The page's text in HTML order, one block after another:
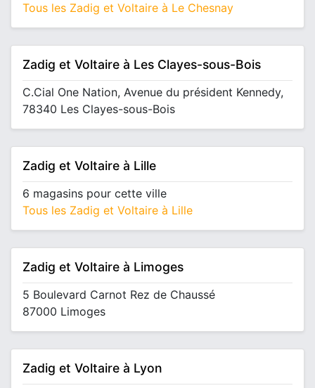
Tous les Zadig et Voltaire à Le Chesnay
Zadig et Voltaire à Les Clayes-sous-Bois
C.Cial One Nation, Avenue du président Kennedy,
78340 Les Clayes-sous-Bois
Zadig et Voltaire à Lille
6 magasins pour cette ville
Tous les Zadig et Voltaire à Lille
Zadig et Voltaire à Limoges
5 Boulevard Carnot Rez de Chaussé
87000 Limoges
Zadig et Voltaire à Lyon